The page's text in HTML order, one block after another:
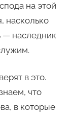
на этой
насколько
— наследник
в это.
что
в которые